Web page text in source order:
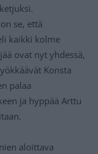
se, että
kaikki kolme
ovat nyt yhdessä,
Konsta
palaa
ja hyppää Arttu
aloittava